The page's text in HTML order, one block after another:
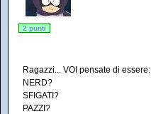
2 punti
Ragazzi... VOI pensate di essere:
NERD?
SFIGATI?
PAZZI?